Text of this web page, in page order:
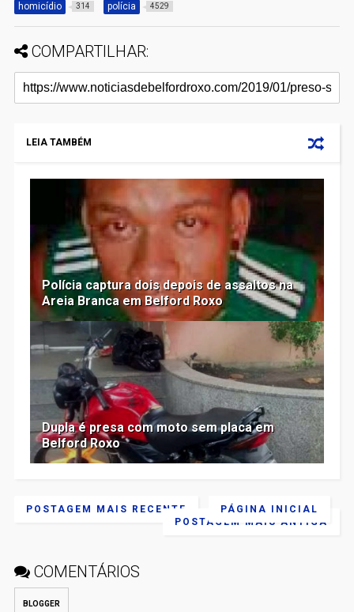
homicídio 314 polícia 4529
COMPARTILHAR:
LEIA TAMBÉM
Polícia captura dois depois de assaltos na
Areia Branca em Belford Roxo
Dupla é presa com moto sem placa em
Belford Roxo
POSTAGEM MAIS RECENTE
POSTAGEM MAIS ANTIGA
PÁGINA INICIAL
COMENTÁRIOS
BLOGGER